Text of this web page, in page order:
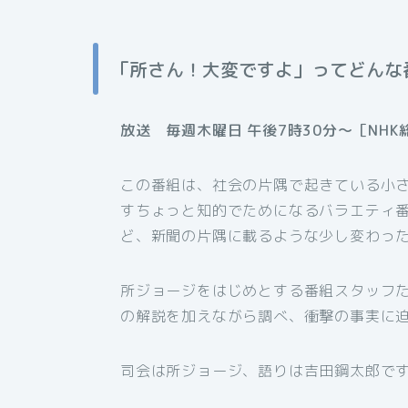
「所さん！大変ですよ」ってどん
放送 毎週木曜日 午後7時30分～［NHK
この番組は、社会の片隅で起きている小
すちょっと知的でためになるバラエティ
ど、新聞の片隅に載るような少し変わっ
所ジョージをはじめとする番組スタッフ
の解説を加えながら調べ、衝撃の事実に
司会は所ジョージ、語りは吉田鋼太郎で